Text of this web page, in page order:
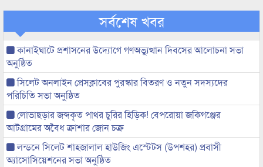
সর্বশেষ খবর
কানাইঘাটে প্রশাসনের উদ্যোগে গণঅভ্যুত্থান দিবসের আলোচনা সভা
অনুষ্ঠিত
সিলেট অনলাইন প্রেসক্লাবের পুরস্কার বিতরণ ও নতুন সদস্যদের
পরিচিতি সভা অনুষ্ঠিত
লোভাছড়ার জব্দকৃত পাথর চুরির হিড়িক! বেপরোয়া জকিগঞ্জের
আটগ্রামের অবৈধ ক্রাশার জোন চক্র
লন্ডনে সিলেট শাহজালাল হাউজিং এস্টেটস (উপশহর) প্রবাসী
অ্যাসোসিয়েশনের সভা অনুষ্ঠিত